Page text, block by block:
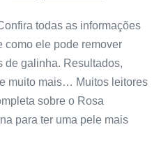
todas as informações
como ele pode remover
de galinha. Resultados,
muito mais… Muitos leitores
sobre o Rosa
para ter uma pele mais